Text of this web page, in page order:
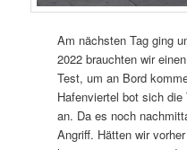
Am nächsten Tag ging
2022 brauchten wir
Test, um an Bord
Hafenviertel bot sich
an. Da es noch
Angriff. Hätten wir